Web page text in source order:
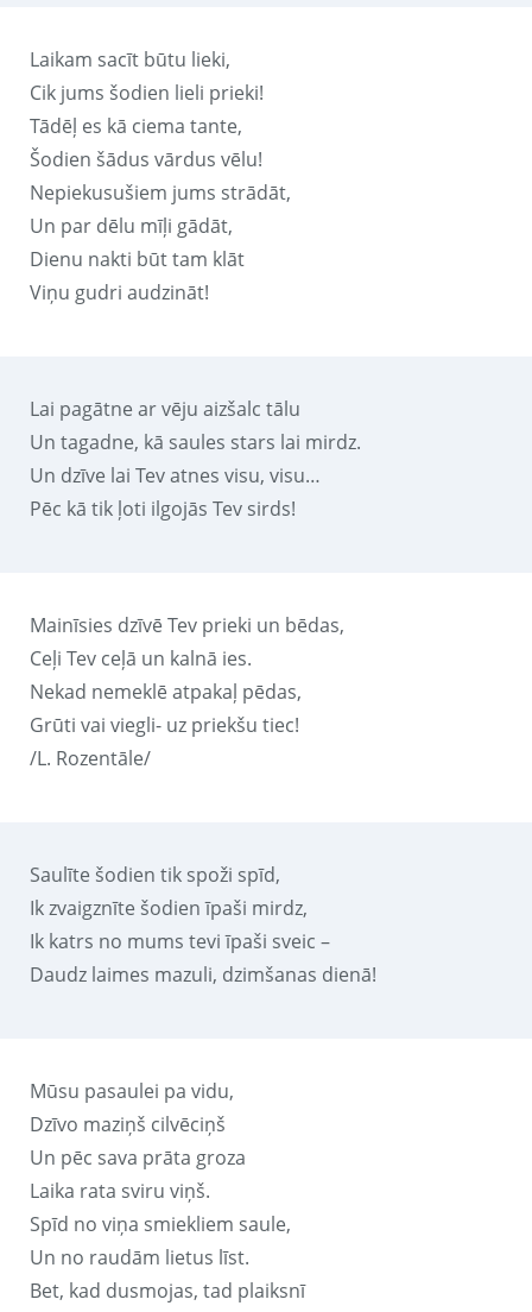
Laikam sacīt būtu lieki,
Cik jums šodien lieli prieki!
Tādēļ es kā ciema tante,
Šodien šādus vārdus vēlu!
Nepiekusušiem jums strādāt,
Un par dēlu mīļi gādāt,
Dienu nakti būt tam klāt
Viņu gudri audzināt!
Lai pagātne ar vēju aizšalc tālu
Un tagadne, kā saules stars lai mirdz.
Un dzīve lai Tev atnes visu, visu…
Pēc kā tik ļoti ilgojās Tev sirds!
Mainīsies dzīvē Tev prieki un bēdas,
Ceļi Tev ceļā un kalnā ies.
Nekad nemeklē atpakaļ pēdas,
Grūti vai viegli- uz priekšu tiec!
/L. Rozentāle/
Saulīte šodien tik spoži spīd,
Ik zvaigznīte šodien īpaši mirdz,
Ik katrs no mums tevi īpaši sveic –
Daudz laimes mazuli, dzimšanas dienā!
Mūsu pasaulei pa vidu,
Dzīvo maziņš cilvēciņš
Un pēc sava prāta groza
Laika rata sviru viņš.
Spīd no viņa smiekliem saule,
Un no raudām lietus līst.
Bet, kad dusmojas, tad plaiksnī